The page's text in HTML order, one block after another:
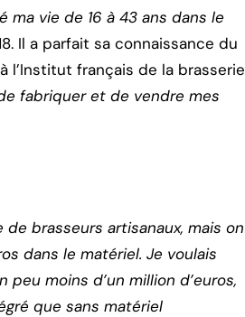
ma vie de 16 à 43 ans dans le
Il a parfait sa connaissance du
l’Institut français de la brasserie
fabriquer et de vendre mes
de brasseurs artisanaux, mais on
dans le matériel. Je voulais
moins d’un million d’euros,
que sans matériel